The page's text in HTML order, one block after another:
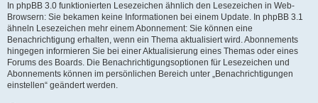
In phpBB 3.0 funktionierten Lesezeichen ähnlich den Lesezeichen in Web-
Browsern: Sie bekamen keine Informationen bei einem Update. In phpBB 3.1
ähneln Lesezeichen mehr einem Abonnement: Sie können eine
Benachrichtigung erhalten, wenn ein Thema aktualisiert wird. Abonnements
hingegen informieren Sie bei einer Aktualisierung eines Themas oder eines
Forums des Boards. Die Benachrichtigungsoptionen für Lesezeichen und
Abonnements können im persönlichen Bereich unter „Benachrichtigungen
einstellen“ geändert werden.